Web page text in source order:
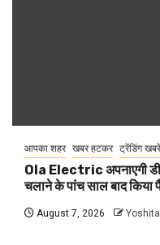
आपका शहर खबर हटकर ट्रेंडिंग खबरें
Ola Electric अपनाएगी
चलाने के पांच साल बाद किया
August 7, 2026